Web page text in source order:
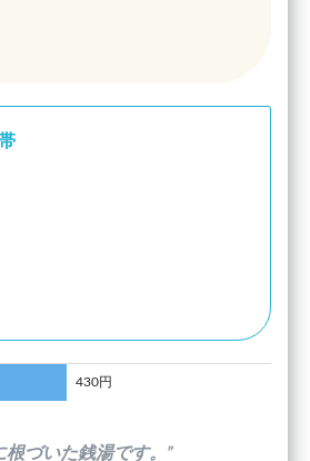
430円
根づいた銭湯です。”